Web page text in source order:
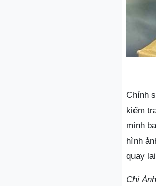
Chính
kiểm
minh
hình
quay
Chị